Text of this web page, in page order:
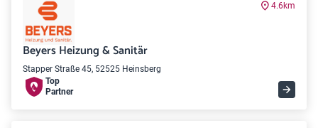
4.6km
Beyers Heizung & Sanitär
Stapper Straße 45, 52525 Heinsberg
Top
Partner